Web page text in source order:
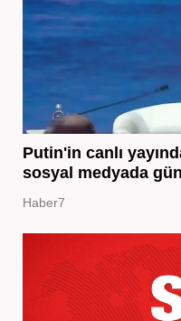
Putin'in canlı
sosyal medyada
Haber7